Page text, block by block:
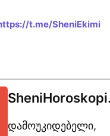
t.me/SheniEkimi
დამოუკიდებელი,